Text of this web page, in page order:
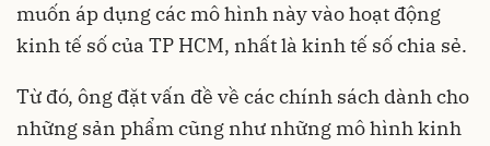
muốn áp dụng các mô hình này vào hoạt động
kinh tế số của TP HCM, nhất là kinh tế số chia sẻ.
Từ đó, ông đặt vấn đề về các chính sách dành cho
những sản phẩm cũng như những mô hình kinh